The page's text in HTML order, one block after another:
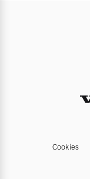
Cookies